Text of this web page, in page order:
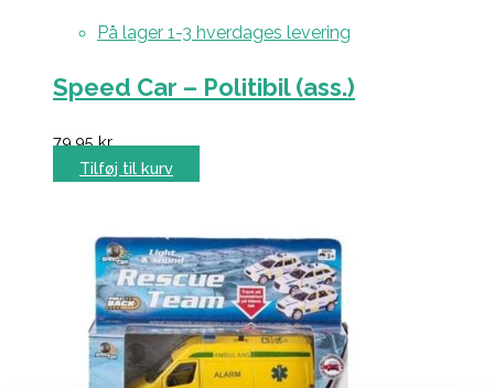
På lager 1-3 hverdages levering
Speed Car – Politibil (ass.)
79,95kr.
Tilføj til kurv